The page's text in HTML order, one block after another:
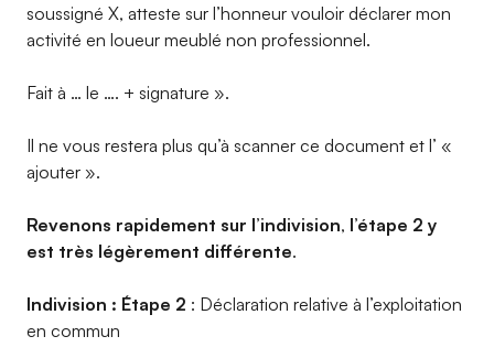
soussigné X, atteste sur l’honneur vouloir déclarer mon
activité en loueur meublé non professionnel.
Fait à … le …. + signature ».
Il ne vous restera plus qu’à scanner ce document et l’ «
ajouter ».
Revenons rapidement sur l’indivision, l’étape 2 y
est très légèrement différente.
Indivision : Étape 2 : Déclaration relative à l’exploitation
en commun